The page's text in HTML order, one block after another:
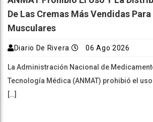
De Las Cremas Más Vendidas
Musculares
Diario De Rivera 06 Ago 2026
La Administración Nacional de
Tecnología Médica (ANMAT) prohibió el
[…]